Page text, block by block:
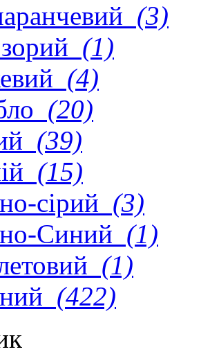
(3)
(1)
(4)
(20)
(39)
(15)
сірий (3)
Синий (1)
(1)
(422)